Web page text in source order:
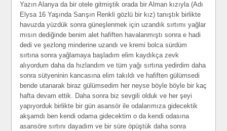
Yazın Alanya da bir otele gitmiştik orada bir Alman kızıyla (Adı
Elysa 16 Yaşında Sarışın Renkli gözlü bir kız) tanıştık birlikte
havuzda yüzdük sonra güneşlenmek için uzandık sırtımı yağlar
mısın dediğinde benim alet hafiften havalanmıştı sonra e hadi
dedi ve şezlong minderine uzandı ve kremi bolca sürdüm
sırtına sonra yağlamaya başladım elim kaydıkça zevk
alıyordum daha da hızlandım ve tüm yağı sırtına yedirdim daha
sonra sütyeninin kancasına elim takıldı ve hafiften gülümsedi
bende utanarak biraz gülümsedim her neyse böyle böyle bir kaç
hafta devam ettik. Daha sonra biz sevgili olduk ve her şeyi
yapıyorduk birlikte bir gün asansör ile odalarımıza gidecektik
akşamdı ben kendi odama gidecektim o da kendi odasına
asansöre sırtını dayadım ve bir süre öpüştük daha sonra